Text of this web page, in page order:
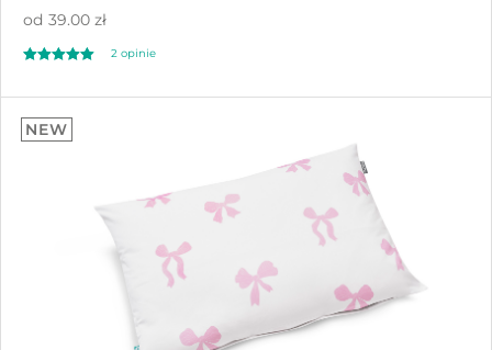
od 39.00 zł
na 5
2 opinie
NEW